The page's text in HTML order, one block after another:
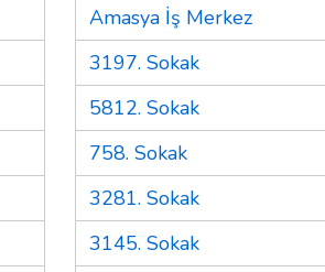
Amasya İş Merkez
3197. Sokak
5812. Sokak
758. Sokak
3281. Sokak
3145. Sokak